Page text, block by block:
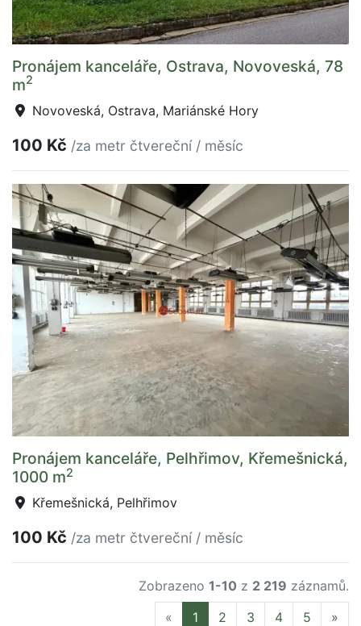
Pronájem kanceláře, Ostrava, Novoveská, 78
m2
Novoveská, Ostrava, Mariánské Hory
100 Kč /za metr čtvereční / měsíc
Pronájem kanceláře, Pelhřimov, Křemešnická,
1000 m2
Křemešnická, Pelhřimov
100 Kč /za metr čtvereční / měsíc
Zobrazeno 1-10 z 2 219 záznamů.
« Previous
1 2 3 4 5 »